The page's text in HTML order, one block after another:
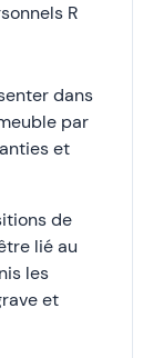
R
dans
par
et
de
lié au
les
et